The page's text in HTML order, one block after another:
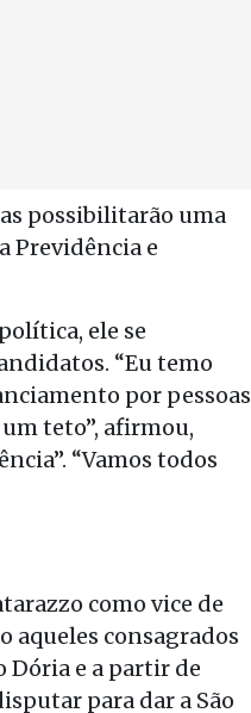
possibilitarão uma
Previdência e
ele se
“Eu temo
por pessoas
teto”, afirmou,
“Vamos todos
como vice de
aqueles consagrados
Dória e a partir de
para dar a São